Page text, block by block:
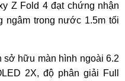
Z Fold 4 đạt chứng nhận
ngâm trong nước 1.5m tối
sở hữu màn hình ngoài 6.2
2X, độ phân giải Full